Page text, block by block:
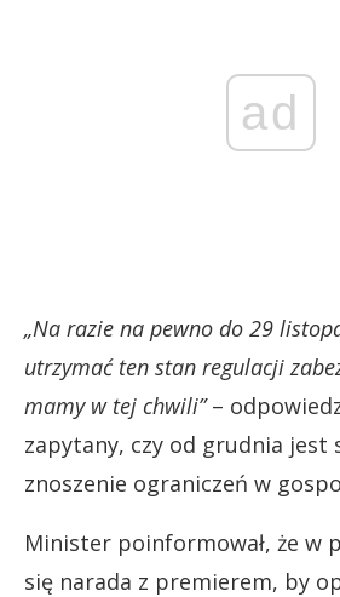
ad
„Na razie na pewno do 29
utrzymać ten stan regulacji
mamy w tej chwili”–
zapytany, czy od grudnia jest
znoszenie ograniczeń w
Minister poinformował, że w
się narada z premierem, by